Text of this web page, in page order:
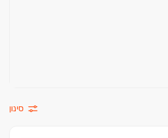
סינון